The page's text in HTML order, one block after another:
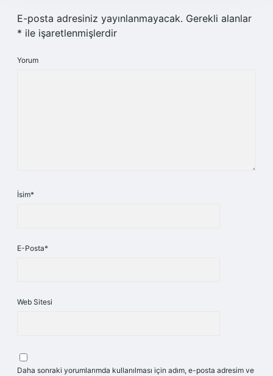
E-posta adresiniz yayınlanmayacak. Gerekli alanlar
* ile işaretlenmişlerdir
Yorum
İsim*
E-Posta*
Web Sitesi
Daha sonraki yorumlarımda kullanılması için adım, e-posta adresim ve